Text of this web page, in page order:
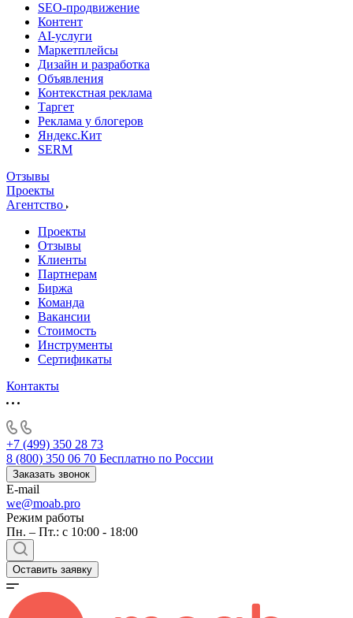
SEO-продвижение
Контент
AI-услуги
Маркетплейсы
Дизайн и разработка
Объявления
Контекстная реклама
Таргет
Реклама у блогеров
Яндекс.Кит
SERM
Отзывы
Проекты
Агентство
Проекты
Отзывы
Клиенты
Партнерам
Биржа
Команда
Вакансии
Стоимость
Инструменты
Сертификаты
Контакты
+7 (499) 350 28 73
8 (800) 350 06 70 Бесплатно по России
Заказать звонок
E-mail
we@moab.pro
Режим работы
Пн. – Пт.: с 10:00 - 18:00
Оставить заявку